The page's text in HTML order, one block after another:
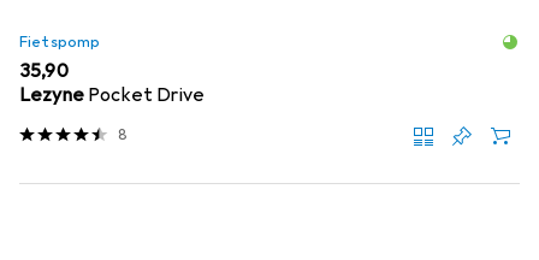
Fietspomp
EUR
35,90
Lezyne Pocket Drive
8